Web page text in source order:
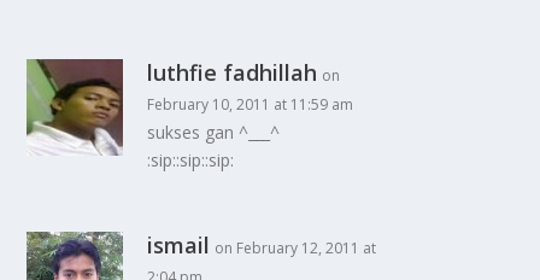
luthfie fadhillah on
February 10, 2011 at 11:59 am
sukses gan ^___^
:sip::sip::sip:
ismail on February 12, 2011 at